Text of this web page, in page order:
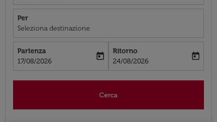
Per
Seleziona destinazione
Partenza
fc-booking-departure-date-aria-label
17/08/2026
today
Ritorno
fc-booking-return-date-aria-label
24/08/2026
today
Cerca